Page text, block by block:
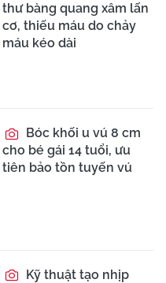
thư bàng quang xâm lấn
cơ, thiếu máu do chảy
máu kéo dài
Bóc khối u vú 8 cm
cho bé gái 14 tuổi, ưu
tiên bảo tồn tuyến vú
Kỹ thuật tạo nhịp